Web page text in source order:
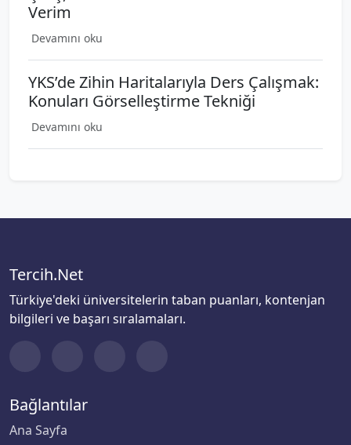
Verim
Devamını oku
YKS’de Zihin Haritalarıyla Ders Çalışmak:
Konuları Görselleştirme Tekniği
Devamını oku
Tercih.Net
Türkiye'deki üniversitelerin taban puanları, kontenjan
bilgileri ve başarı sıralamaları.
Bağlantılar
Ana Sayfa